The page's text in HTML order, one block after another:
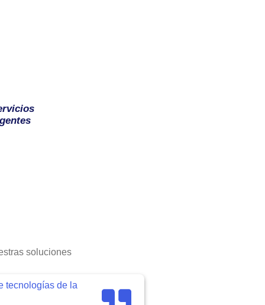
soluciones
tecnologías de la